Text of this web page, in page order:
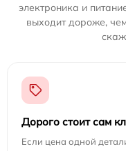
электроника и
выходит дороже,
Дорого стоит сам
Если цена одной